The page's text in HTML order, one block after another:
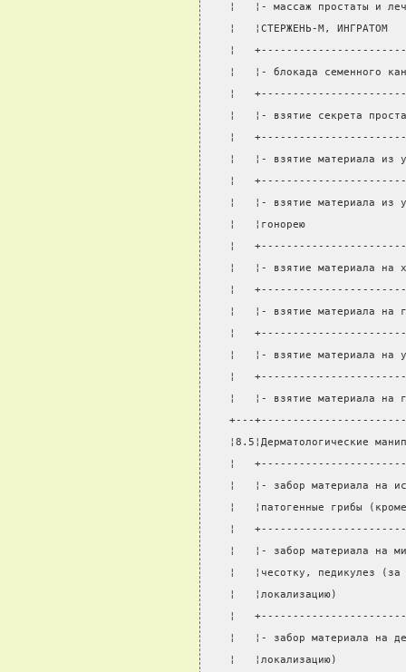
¦   ¦- массаж простаты и
¦   ¦СТЕРЖЕНЬ-М,
¦
¦   ¦- блокада семенного
¦
¦   ¦- взятие секрета
¦
¦   ¦- взятие материала из
¦
¦   ¦- взятие материала
¦   ¦гонорею
¦
¦   ¦- взятие материала
¦
¦   ¦- взятие материала
¦
¦   ¦- взятие материала на
¦
¦   ¦- взятие материала
+---
¦
¦   ¦- забор материала на
¦   ¦патогенные грибы
¦
¦   ¦- забор материала на
¦   ¦чесотку,
¦   ¦локализацию)
¦
¦   ¦- забор материала на
¦   ¦локализацию)